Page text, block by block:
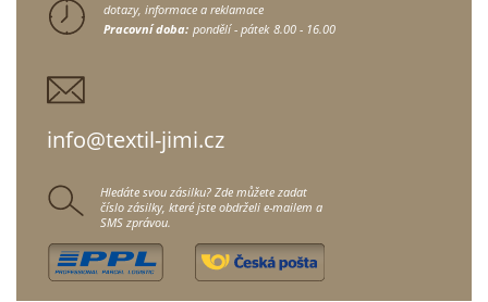
dotazy, informace a reklamace
Pracovní doba: pondělí - pátek 8.00 - 16.00
info@textil-jimi.cz
Hledáte svou zásilku? Zde můžete zadat
číslo zásilky, které jste obdrželi e-mailem a
SMS zprávou.